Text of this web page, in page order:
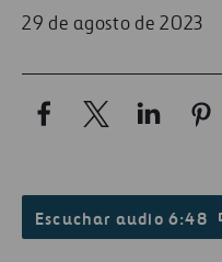
29 de agosto de 2023
Escuchar audio 6:48